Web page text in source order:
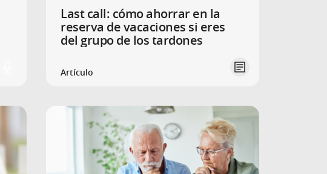
Last call: cómo ahorrar en la
reserva de vacaciones si eres
del grupo de los tardones
Artículo